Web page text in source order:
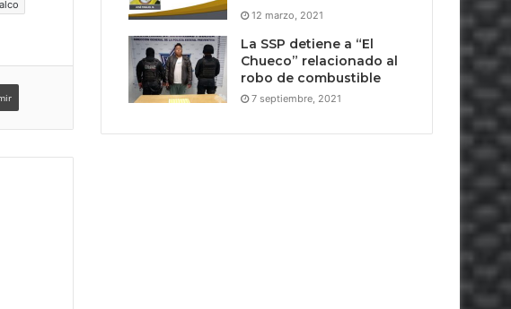
12 marzo, 2021
La SSP detiene a “El
Chueco” relacionado al
robo de combustible
7 septiembre, 2021